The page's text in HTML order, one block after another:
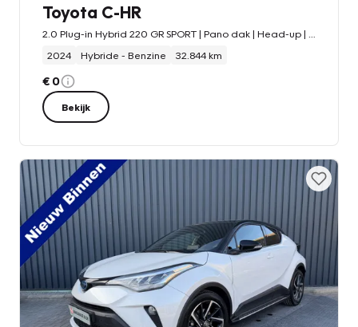
Toyota C-HR
2024
Hybride - Benzine 32.844 km
€ 0
Bekijk